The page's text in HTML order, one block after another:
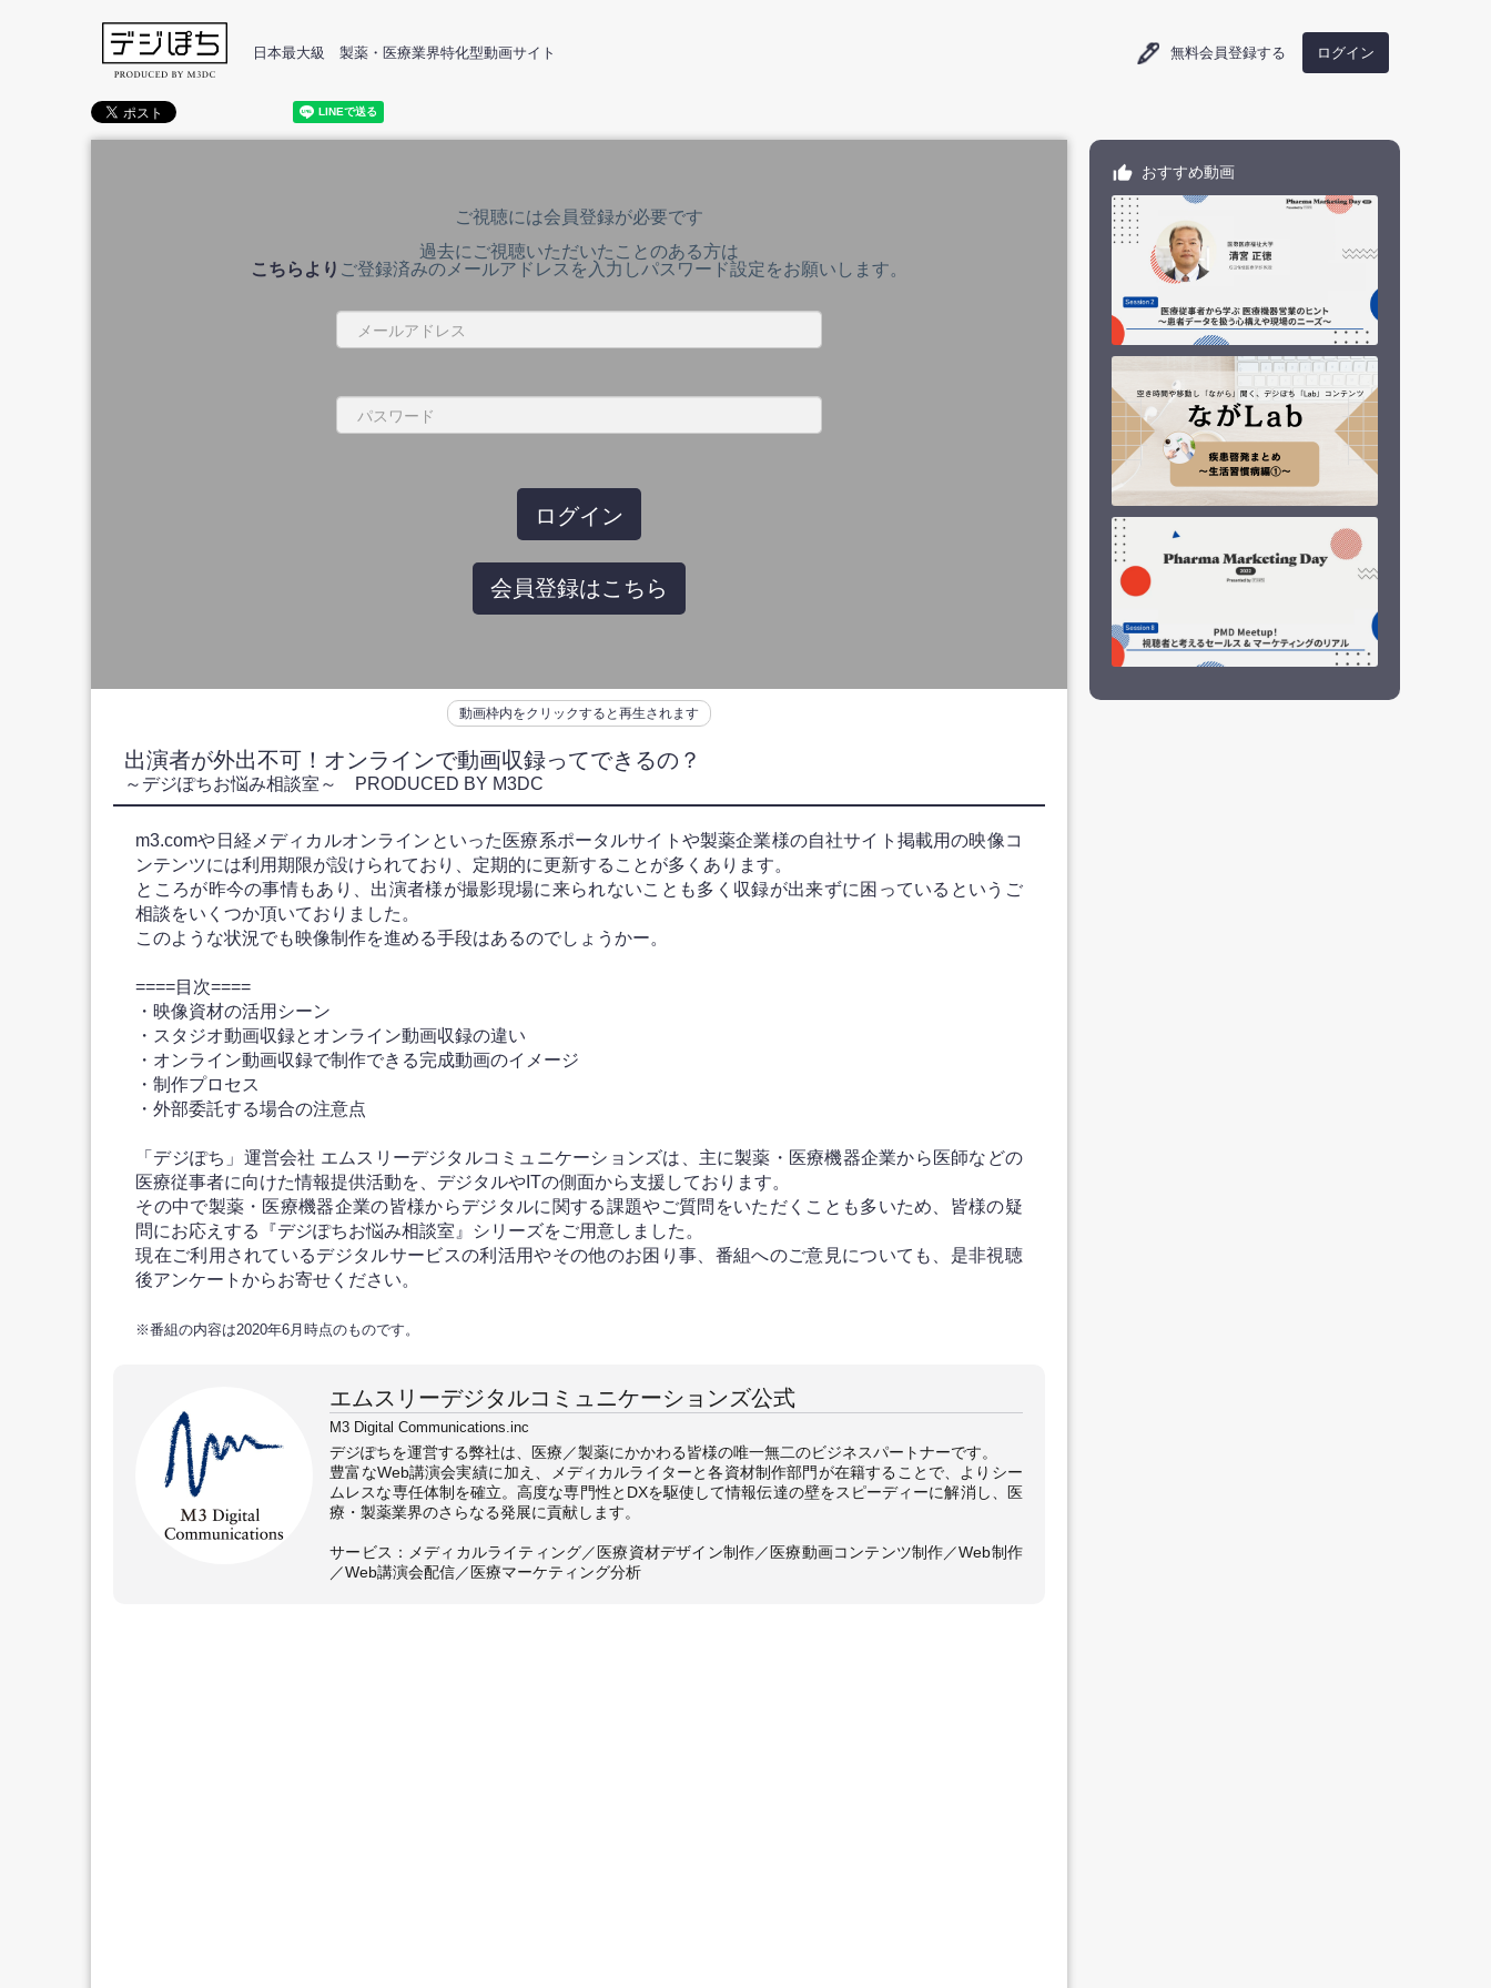
日本最大級 製薬・医療業界特化型動画サイト 無料会員登録する ログイン
ご視聴には会員登録が必要です
過去にご視聴いただいたことのある方は
こちらより ご登録済みのメールアドレスを入力しパスワード設定をお願いします。
ログイン
会員登録はこちら
動画枠内をクリックすると再生されます
出演者が外出不可！オンラインで動画収録ってできるの？
～デジぽちお悩み相談室～ PRODUCED BY M3DC
m3.comや日経メディカルオンラインといった医療系ポータルサイトや製薬企業様の自社サイト掲載用の映像コ
ンテンツには利用期限が設けられており、定期的に更新することが多くあります。
ところが昨今の事情もあり、出演者様が撮影現場に来られないことも多く収録が出来ずに困っているというご
相談をいくつか頂いておりました。
このような状況でも映像制作を進める手段はあるのでしょうかー。
====目次====
・映像資材の活用シーン
・スタジオ動画収録とオンライン動画収録の違い
・オンライン動画収録で制作できる完成動画のイメージ
・制作プロセス
・外部委託する場合の注意点
「デジぽち」運営会社 エムスリーデジタルコミュニケーションズは、主に製薬・医療機器企業から医師などの
医療従事者に向けた情報提供活動を、デジタルやITの側面から支援しております。
その中で製薬・医療機器企業の皆様からデジタルに関する課題やご質問をいただくことも多いため、皆様の疑
問にお応えする『デジぽちお悩み相談室』シリーズをご用意しました。
現在ご利用されているデジタルサービスの利活用やその他のお困り事、番組へのご意見についても、是非視聴
後アンケートからお寄せください。
※番組の内容は2020年6月時点のものです。
エムスリーデジタルコミュニケーションズ公式
M3 Digital Communications.inc
デジぽちを運営する弊社は、医療／製薬にかかわる皆様の唯一無二のビジネスパートナーです。
豊富なWeb講演会実績に加え、メディカルライターと各資材制作部門が在籍することで、よりシー
ムレスな専任体制を確立。高度な専門性とDXを駆使して情報伝達の壁をスピーディーに解消し、医
療・製薬業界のさらなる発展に貢献します。
サービス：メディカルライティング／医療資材デザイン制作／医療動画コンテンツ制作／Web制作
／Web講演会配信／医療マーケティング分析
おすすめ動画